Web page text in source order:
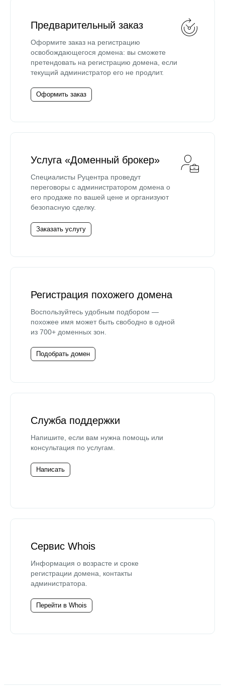
Предварительный заказ
Оформите заказ на регистрацию
освобождающегося домена: вы сможете
претендовать на регистрацию домена, если
текущий администратор его не продлит.
Оформить заказ
Услуга «Доменный брокер»
Специалисты Руцентра проведут
переговоры с администратором домена о
его продаже по вашей цене и организуют
безопасную сделку.
Заказать услугу
Регистрация похожего домена
Воспользуйтесь удобным подбором —
похожее имя может быть свободно в одной
из 700+ доменных зон.
Подобрать домен
Служба поддержки
Напишите, если вам нужна помощь или
консультация по услугам.
Написать
Сервис Whois
Информация о возрасте и сроке
регистрации домена, контакты
администратора.
Перейти в Whois